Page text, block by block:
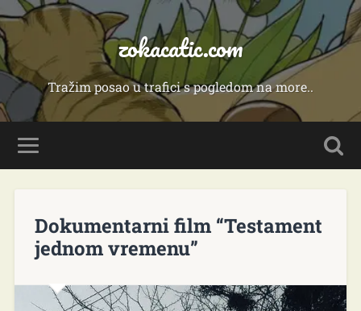
zokacatic.com
Tražim posao u trafici s pogledom na more..
Dokumentarni film “Testament
jednom vremenu”